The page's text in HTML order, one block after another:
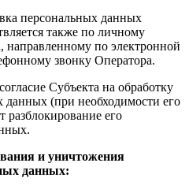
персональных данных
также по личному
направленному по электронной
звонку Оператора.
Субъекта на обработку
данных (при необходимости его
разблокирование его
и уничтожения
данных: